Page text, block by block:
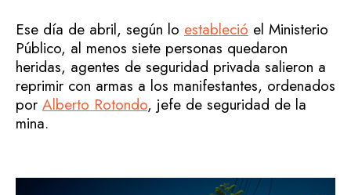
Ese día de abril, según lo estableció el Ministerio
Público, al menos siete personas quedaron
heridas, agentes de seguridad privada salieron a
reprimir con armas a los manifestantes, ordenados
por Alberto Rotondo, jefe de seguridad de la
mina.